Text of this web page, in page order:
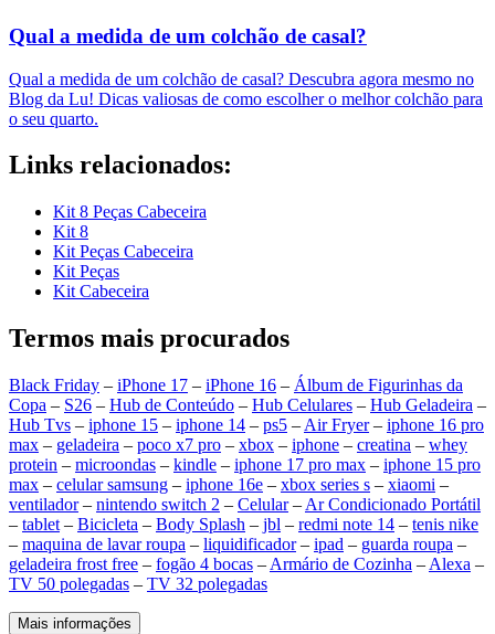
Qual a medida de um colchão de casal?
Qual a medida de um colchão de casal? Descubra agora mesmo no
Blog da Lu! Dicas valiosas de como escolher o melhor colchão para
o seu quarto.
Links relacionados:
Kit 8 Peças Cabeceira
Kit 8
Kit Peças Cabeceira
Kit Peças
Kit Cabeceira
Termos mais procurados
Black Friday – iPhone 17 – iPhone 16 – Álbum de Figurinhas da
Copa – S26 – Hub de Conteúdo – Hub Celulares – Hub Geladeira –
Hub Tvs – iphone 15 – iphone 14 – ps5 – Air Fryer– iphone 16 pro
max – geladeira – poco x7 pro – xbox – iphone – creatina – whey
protein – microondas – kindle – iphone 17 pro max – iphone 15 pro
max – celular samsung – iphone 16e – xbox series s – xiaomi –
ventilador– nintendo switch 2 – Celular– Ar Condicionado Portátil
– tablet – Bicicleta – Body Splash – jbl – redmi note 14 – tenis nike
– maquina de lavar roupa – liquidificador– ipad – guarda roupa –
geladeira frost free – fogão 4 bocas – Armário de Cozinha – Alexa –
TV 50 polegadas – TV 32 polegadas
Mais informações